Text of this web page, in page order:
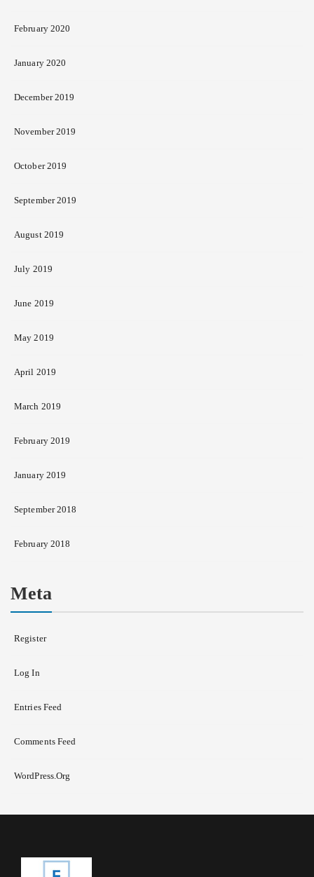
February 2020
January 2020
December 2019
November 2019
October 2019
September 2019
August 2019
July 2019
June 2019
May 2019
April 2019
March 2019
February 2019
January 2019
September 2018
February 2018
Meta
Register
Log In
Entries Feed
Comments Feed
WordPress.org